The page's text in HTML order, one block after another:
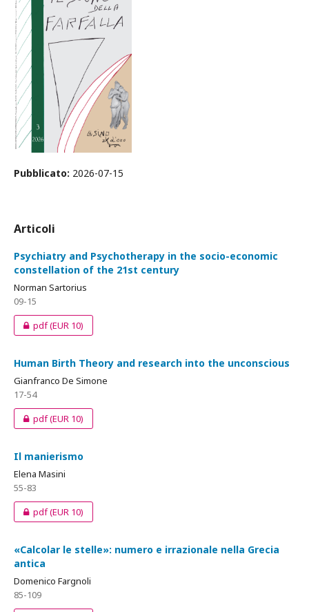
Pubblicato: 2026-07-15
Articoli
Psychiatry and Psychotherapy in the socio-economic
constellation of the 21st century
Norman Sartorius
09-15
pdf(EUR 10)
Human Birth Theory and research into the unconscious
Gianfranco De Simone
17-54
pdf(EUR 10)
Il manierismo
Elena Masini
55-83
pdf(EUR 10)
«Calcolar le stelle»: numero e irrazionale nella Grecia
antica
Domenico Fargnoli
85-109